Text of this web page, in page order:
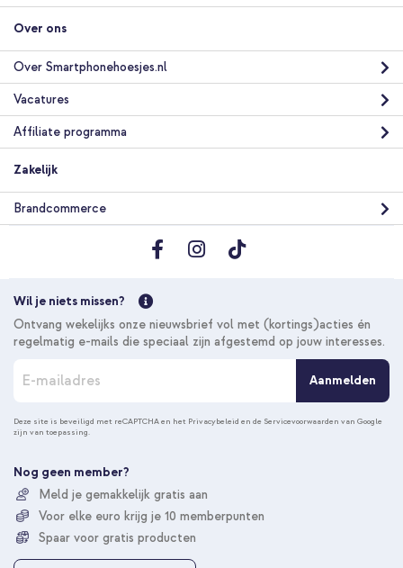
Over ons
Over Smartphonehoesjes.nl
Vacatures
Affiliate programma
Zakelijk
Brandcommerce
Wil je niets missen?
Ontvang wekelijks onze nieuwsbrief vol met (kortings)acties én
regelmatig e-mails die speciaal zijn afgestemd op jouw interesses.
n
n
e
u
o
p
Aanmelden
Deze site is beveiligd met reCAPTCHA en het Privacybeleid en de Servicevoorwaarden van Google
zijn van toepassing.
Nog geen member?
Meld je gemakkelijk gratis aan
Voor elke euro krijg je 10 memberpunten
Spaar voor gratis producten